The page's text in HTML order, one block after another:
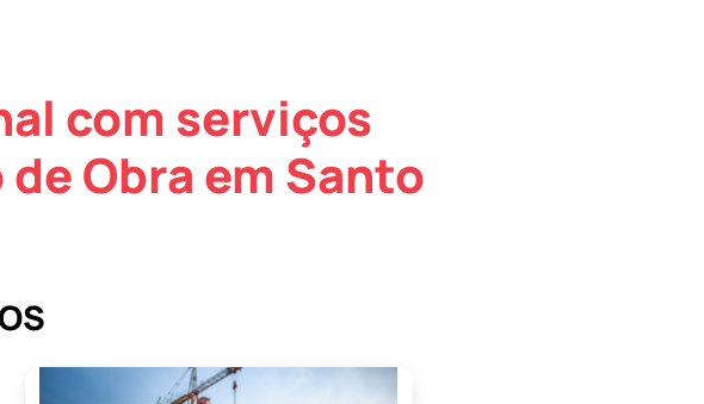
com serviços
Obra em Santo